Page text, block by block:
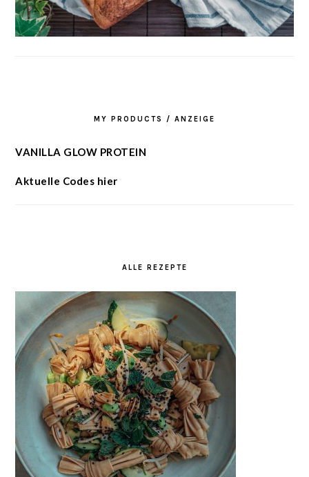
MY PRODUCTS / ANZEIGE
VANILLA GLOW PROTEIN
Aktuelle Codes hier
ALLE REZEPTE